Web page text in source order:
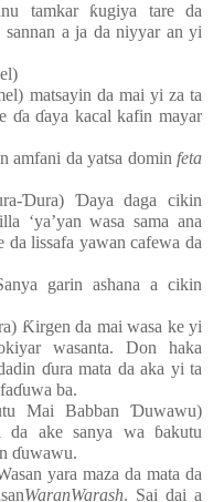
tamkar ƙugiya tare da
sannan a ja da niyyar an yi
matsayin da mai yi za ta
ɗa ɗaya kacal kafin mayar
amfani da yatsa domin feta
Ɗura) Ɗaya daga
cikin
‘ya’yan wasa sama ana
da lissafa yawan cafewa da
garin
ashana a cikin
) Ƙirgen da mai wasa ke yi
wasanta. Don haka
ɗura mata da aka yi ta
ɗuwa ba.
Mai Babban Ɗuwawu)
da ake sanya wa ɓakutu
ɗuwawu.
n yara maza da mata da
nWaranWarash. Sai dai a